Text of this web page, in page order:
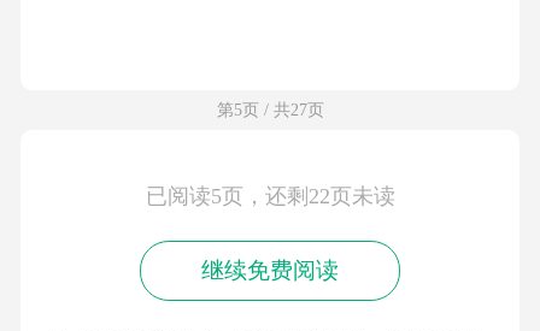
第5页 / 共27页
已阅读5页，还剩22页未读
继续免费阅读